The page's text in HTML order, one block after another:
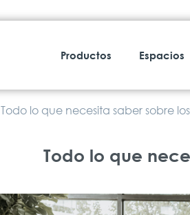
Productos Espacios
Todo lo que necesita saber sobre
Todo lo que